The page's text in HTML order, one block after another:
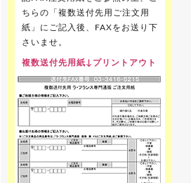
ちらの「複数送付先用ご注文用
紙」にご記入後、FAXをお送り下
さいませ。
複数送付先用紙↓プリントアウト